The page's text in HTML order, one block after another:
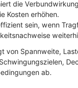
die
Kosten erhöhen.
sein, wenn
von Spannweite,
ab.